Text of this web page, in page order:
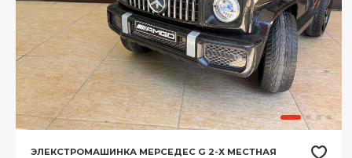
ЭЛЕКСТРОМАШИНКА МЕРСЕДЕС G 2-Х МЕСТНАЯ